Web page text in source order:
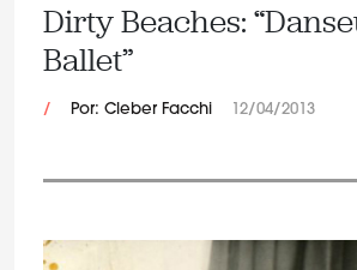
Dirty Beaches:
Ballet”
/ Por: Cleber Facchi 12/04/2013